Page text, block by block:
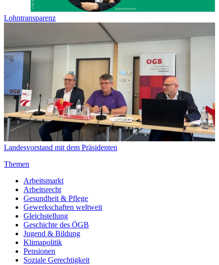
Lohntransparenz
Landesvorstand mit dem Präsidenten
Themen
Arbeitsmarkt
Arbeitsrecht
Gesundheit & Pflege
Gewerkschaften weltweit
Gleichstellung
Geschichte des ÖGB
Jugend & Bildung
Klimapolitik
Pensionen
Soziale Gerechtigkeit